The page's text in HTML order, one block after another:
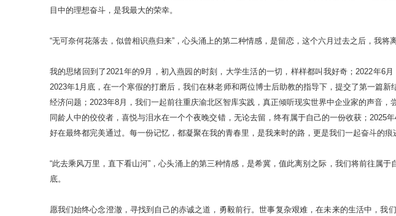
目中的理想奋斗，是我最大的荣幸。
“无可奈何花落去，似曾相识燕归来”，心头涌上的第二种情感，是留恋，这个六月过去之后，我
我的思绪回到了2021年的9月，初入燕园的时刻，大学生活的一切，样样都叫我好奇；2022年6
2023年1月底，在一个寒假的打磨后，我们在林老师和两位博士后助教的指导下，提交了第一篇
经济问题；2023年8月，我们一起前往重庆渝北区智库实践，真正倾听现实世界中企业家的声音
同龄人中的佼佼者，喜悦与泪水在一个个夜晚交错，无论去留，终有属于自己的一份收获；2025
好在最终都完美通过。每一份记忆，都凝聚在我的青春里，是我来时的路，更是我们一起奋斗的痕
“此去乘风万里，直下看山河”，心头涌上的第三种情感，是希冀，值此离别之际，我们将前往属
底。
愿我们始终心念澄澈，寻找到自己的赤诚之道，勇毅前行。世事复杂艰难，在未来的生活中，